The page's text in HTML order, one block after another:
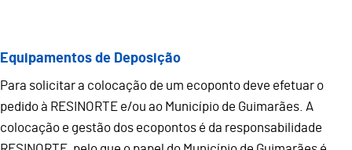
Equipamentos de Deposição
Para solicitar a colocação de um ecoponto deve efetuar o
pedido à RESINORTE e/ou ao Município de Guimarães. A
colocação e gestão dos ecopontos é da responsabilidade